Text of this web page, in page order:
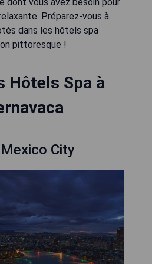
Préparez-vous à
dans les hôtels spa
pittoresque !
Hôtels Spa à
City